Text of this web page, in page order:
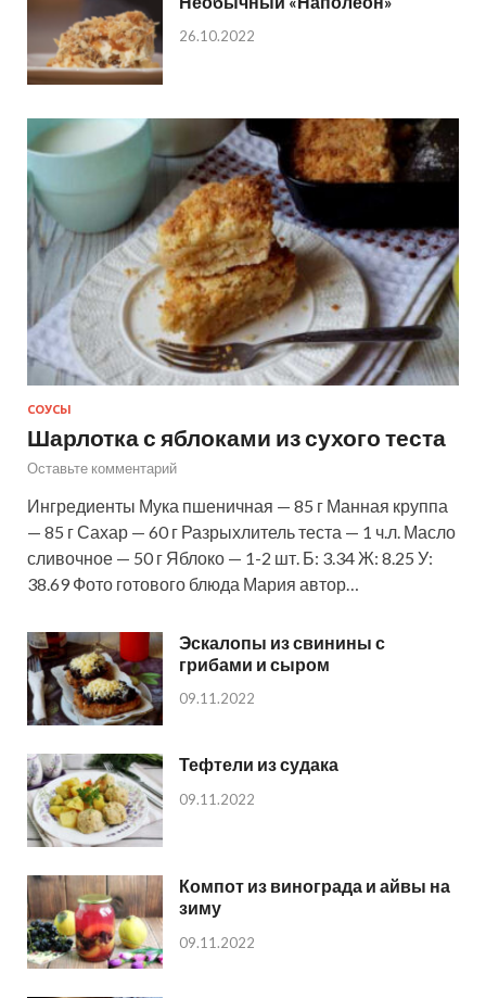
26.10.2022
СОУСЫ
Шарлотка с яблоками из сухого теста
Оставьте комментарий
Ингредиенты Мука пшеничная — 85 г Манная круппа
— 85 г Сахар — 60 г Разрыхлитель теста — 1 ч.л. Масло
сливочное — 50 г Яблоко — 1-2 шт. Б: 3.34 Ж: 8.25 У:
38.69 Фото готового блюда Мария автор…
Эскалопы из свинины с
грибами и сыром
09.11.2022
Тефтели из судака
09.11.2022
Компот из винограда и айвы на
зиму
09.11.2022